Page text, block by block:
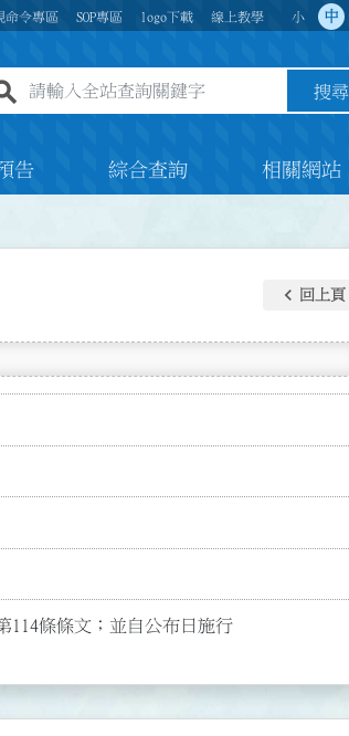
命令專區 SOP專區 logo下載 線上教學 小 中
全站查詢關鍵字欄位 搜尋
告 綜合查詢 相關網站
keyboard_arrow_left 回上頁
114條條文；並自公布日施行